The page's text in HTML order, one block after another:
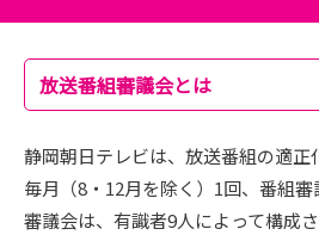
放送番組審議会とは
静岡朝日テレビは、放送番組の適正
毎月（8・12月を除く）1回、番組審
審議会は、有識者9人によって構成